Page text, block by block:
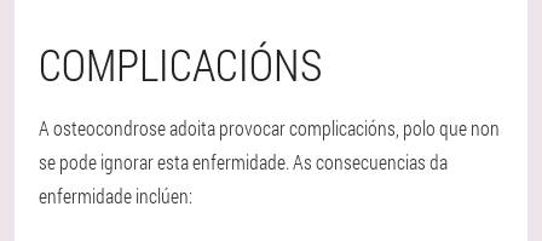
COMPLICACIÓNS
A osteocondrose adoita provocar complicacións, polo que non
se pode ignorar esta enfermidade. As consecuencias da
enfermidade inclúen: